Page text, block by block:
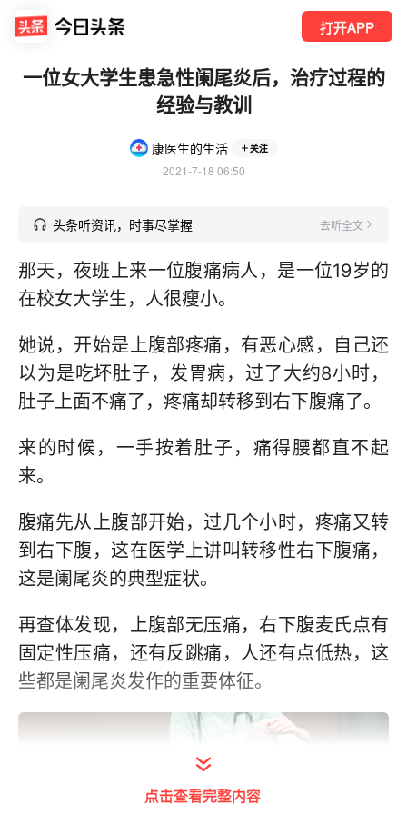
打开APP
一位女大学生患急性阑尾炎后，治疗过程的
经验与教训
康医生的生活 关注
2021-7-18 06:50
头条听资讯，时事尽掌握 去听全文
那天，夜班上来一位腹痛病人，是一位19岁的
在校女大学生，人很瘦小。
她说，开始是上腹部疼痛，有恶心感，自己还
以为是吃坏肚子，发胃病，过了大约8小时，
肚子上面不痛了，疼痛却转移到右下腹痛了。
来的时候，一手按着肚子，痛得腰都直不起
来。
腹痛先从上腹部开始，过几个小时，疼痛又转
到右下腹，这在医学上讲叫转移性右下腹痛，
这是阑尾炎的典型症状。
再查体发现，上腹部无压痛，右下腹麦氏点有
固定性压痛，还有反跳痛，人还有点低热，这
些都是阑尾炎发作的重要体征。
点击查看完整内容